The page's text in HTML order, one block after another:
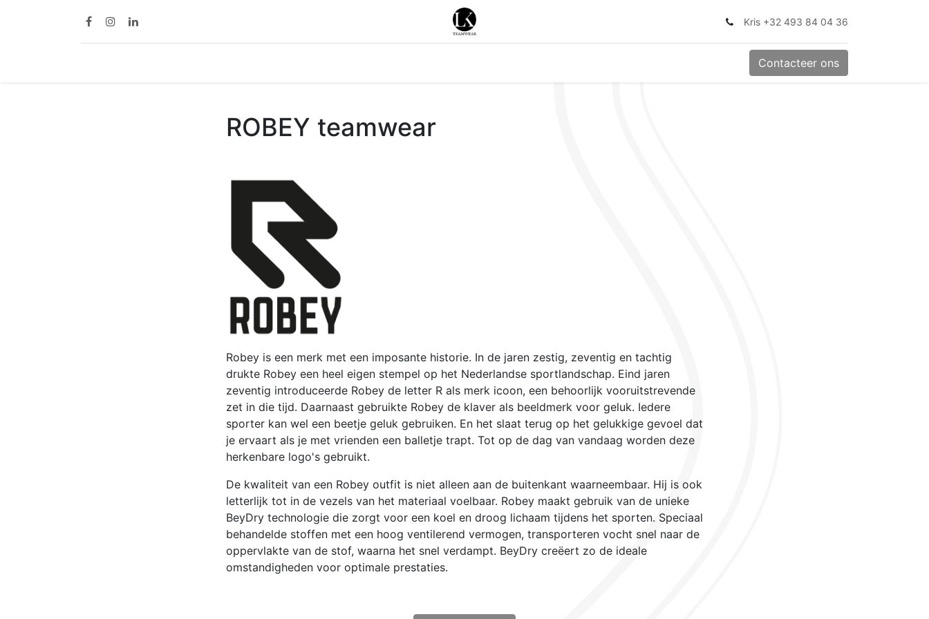
Kris +32 493 84 04 36
Contacteer ons
ROBEY teamwear
Robey is een merk met een imposante historie. In de jaren zestig, zeventig en tachtig
drukte Robey een heel eigen stempel op het Nederlandse sportlandschap. Eind jaren
zeventig introduceerde Robey de letter R als merk icoon, een behoorlijk vooruitstrevende
zet in die tijd. Daarnaast gebruikte Robey de klaver als beeldmerk voor geluk. Iedere
sporter kan wel een beetje geluk gebruiken. En het slaat terug op het gelukkige gevoel dat
je ervaart als je met vrienden een balletje trapt. Tot op de dag van vandaag worden deze
herkenbare logo's gebruikt.
De kwaliteit van een Robey outfit is niet alleen aan de buitenkant waarneembaar. Hij is ook
letterlijk tot in de vezels van het materiaal voelbaar. Robey maakt gebruik van de unieke
BeyDry technologie die zorgt voor een koel en droog lichaam tijdens het sporten. Speciaal
behandelde stoffen met een hoog ventilerend vermogen, transporteren vocht snel naar de
oppervlakte van de stof, waarna het snel verdampt. BeyDry creëert zo de ideale
omstandigheden voor optimale prestaties.